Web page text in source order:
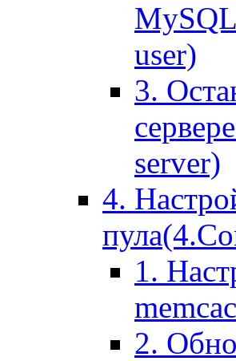
user)
3.
server)
4.
1.
2.